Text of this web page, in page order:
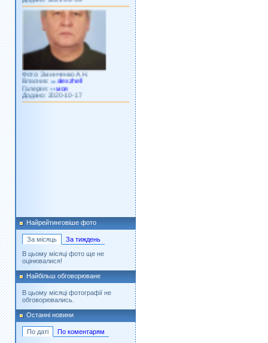
Власник:
alexzhell
Галерея:
моя
Додано: 2020-10-17
Найрейтинговіше фото
За місяць
За тиждень
В цьому місяці фото ще не
оцінювалися!
Найбільш обговорюване
В цьому місяці фотографії не
обговорювались.
Останні новини
По даті
По коментарям